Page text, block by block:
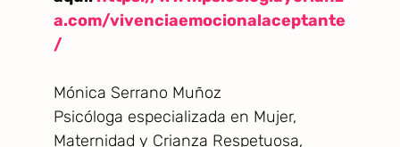
a.com/vivenciaemocionalaceptante
/
Mónica Serrano Muñoz
Psicóloga especializada en Mujer,
Maternidad y Crianza Respetuosa,